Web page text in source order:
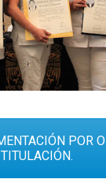
POR
TITULACIÓN.